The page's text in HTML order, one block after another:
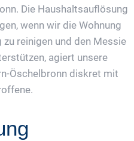
Die Haushaltsauflösung
wenn wir die Wohnung
reinigen und den Messie
agiert unsere
Öschelbronn diskret mit